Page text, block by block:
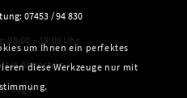
07453 / 94 830
08:00 – 18:00 Uhr
in Altensteig
Login
um Ihnen ein perfektes
diese Werkzeuge nur mit